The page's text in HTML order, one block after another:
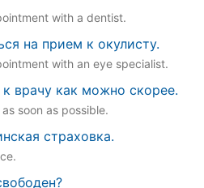
with a dentist.
на прием к окулисту.
with an eye specialist.
врачу как можно скорее.
soon as possible.
страховка.